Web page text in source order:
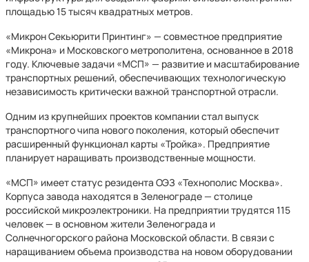
площадью 15 тысяч квадратных метров.
«Микрон Секьюрити Принтинг» — совместное предприятие
«Микрона» и Московского метрополитена, основанное в 2018
году. Ключевые задачи «МСП» — развитие и масштабирование
транспортных решений, обеспечивающих технологическую
независимость критически важной транспортной отрасли.
Одним из крупнейших проектов компании стал выпуск
транспортного чипа нового поколения, который обеспечит
расширенный функционал карты «Тройка». Предприятие
планирует наращивать производственные мощности.
«МСП» имеет статус резидента ОЭЗ «Технополис Москва».
Корпуса завода находятся в Зеленограде — столице
российской микроэлектроники. На предприятии трудятся 115
человек — в основном жители Зеленограда и
Солнечногорского района Московской области. В связи с
наращиванием объема производства на новом оборудовании